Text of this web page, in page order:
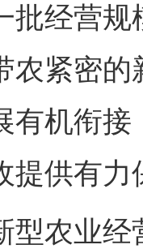
批经营
农紧密
有机衔
提供有力
农业经